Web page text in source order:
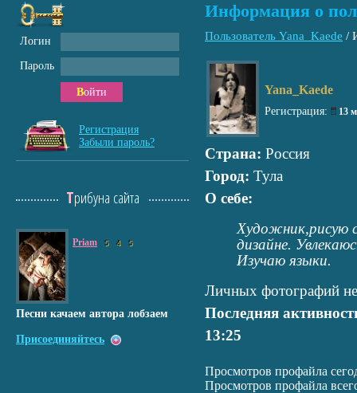
Информация о
Пользователь Yana_Kaede /
Yana_Kaede
Регистрация: 13
Страна: Россия
Город: Тула
О себе:
Художник,рисую
дизайне.
Изучаю языки.
Личных фотографий
Последняя
13:25
Просмотров профайла
Просмотров профайла
Логин
Пароль
Войти
Регистрация
Забыли пароль?
Трибуна сайта
Priam 5 4 5
Песни качаем автора лобзаем
Присоединяйтесь